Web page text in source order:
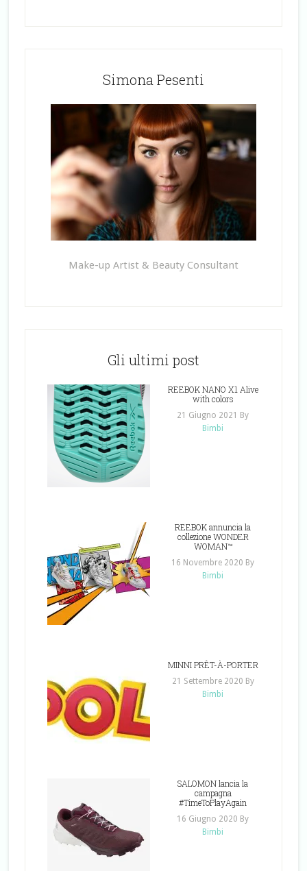
Simona Pesenti
Make-up Artist & Beauty Consultant
Gli ultimi post
REEBOK NANO X1 Alive
with colors
21 Giugno 2021
By
Bimbi
REEBOK annuncia la
collezione WONDER
WOMAN™
16 Novembre 2020 By
Bimbi
MINNI PRÊT-À-PORTER
21 Settembre 2020 By
Bimbi
SALOMON lancia la
campagna
#TimeToPlayAgain
16 Giugno 2020 By
Bimbi